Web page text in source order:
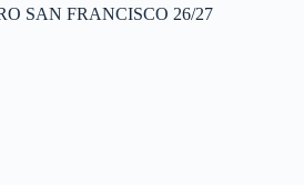
SAN FRANCISCO 26/27